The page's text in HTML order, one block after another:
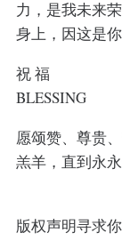
力，是我未来
身上，因这是
祝 福
BLESSING
愿颂赞、尊贵
羔羊，直到永
版权声明寻求